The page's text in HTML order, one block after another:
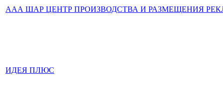
ААА ШАР ЦЕНТР ПРОИЗВОДСТВА И РАЗМЕЩЕНИЯ
ИДЕЯ ПЛЮС